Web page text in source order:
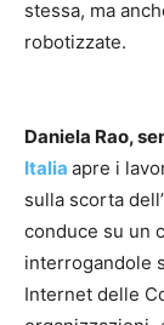
stessa, ma
robotizzate.
Daniela Rao,
Italia apre i
sulla scorta
conduce su un
interrogandole
Internet delle